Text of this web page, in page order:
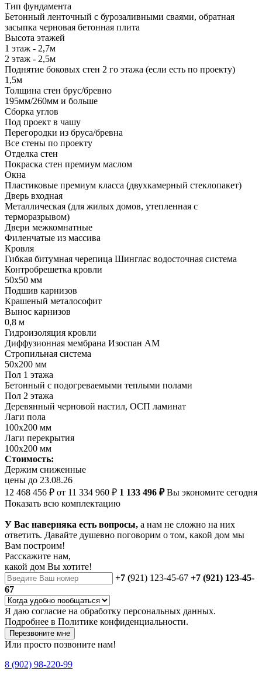
Тип фундамента
Бетонный ленточный с бурозаливными сваями, обратная
засыпка черновая бетонная плита
Высота этажей
1 этаж - 2,7м
2 этаж - 2,5м
Поднятие боковых стен 2 го этажа (если есть по проекту)
1,5м
Толщина стен брус/бревно
195мм/260мм и больше
Сборка углов
Под проект в чашу
Перегородки из бруса/бревна
Все стены по проекту
Отделка стен
Покраска стен премиум маслом
Окна
Пластиковые премиум класса (двухкамерный стеклопакет)
Дверь входная
Металлическая (для жилых домов, утепленная с
терморазрывом)
Двери межкомнатные
Филенчатые из массива
Кровля
Гибкая битумная черепица Шинглас водосточная система
Контробрешетка кровли
50х50 мм
Подшив карнизов
Крашеный металософит
Вынос карнизов
0,8 м
Гидроизоляция кровли
Диффузионная мембрана Изоспан АМ
Стропильная система
50х200 мм
Пол 1 этажа
Бетонный с подогреваемыми теплыми полами
Пол 2 этажа
Деревянный черновой настил, ОСП ламинат
Лаги пола
100х200 мм
Лаги перекрытия
100х200 мм
Стоимость:
Держим сниженные
цены до 23.08.26
12 468 456 ₽ от 11 334 960 ₽ 1 133 496 ₽Вы экономите сегодня
Показать всю комплектацию
У Вас наверняка есть вопросы, а нам не сложно на них
ответить. Давайте душевно поговорим о том, какой дом мы
Вам построим!
Расскажите нам,
какой дом Вы хотите!
+7 (921) 123-45-67 +7 (921) 123-45-
67
Я даю согласие на обработку персональных данных.
Подробнее в Политике конфиденциальности.
Перезвоните мне
Или просто позвоните нам!
8 (902) 98-220-99